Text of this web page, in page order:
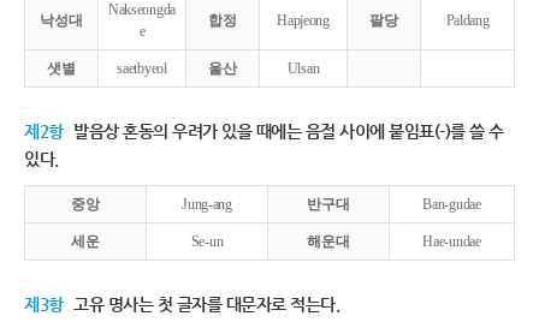
낙성대
Nakseongda
e
합정 Hapjeong 팔당 Paldang
샛별 saetbyeol 울산 Ulsan
제2항 발음상 혼동의 우려가 있을 때에는 음절 사이에 붙임표(-)를 쓸 수
있다.
중앙 Jung-ang 반구대 Ban-gudae
세운 Se-un 해운대 Hae-undae
제3항 고유 명사는 첫 글자를 대문자로 적는다.